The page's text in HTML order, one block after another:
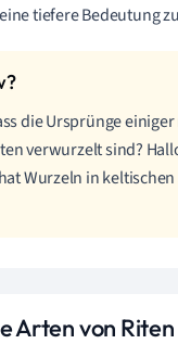
tiefere Bedeutung
die Ursprünge
verwurzelt sind?
Wurzeln in
Arten von Riten